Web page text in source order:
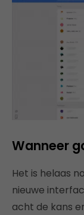
Wanneer
Het is helaas
nieuwe
acht de kans